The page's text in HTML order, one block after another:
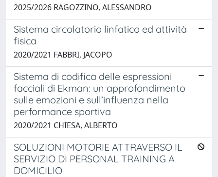
2025/2026 RAGOZZINO, ALESSANDRO
Sistema circolatorio linfatico ed attività
fisica
2020/2021 FABBRI, JACOPO
Sistema di codifica delle espressioni
facciali di Ekman: un approfondimento
sulle emozioni e sull’influenza nella
performance sportiva
2020/2021 CHIESA, ALBERTO
SOLUZIONI MOTORIE ATTRAVERSO IL
SERVIZIO DI PERSONAL TRAINING A
DOMICILIO